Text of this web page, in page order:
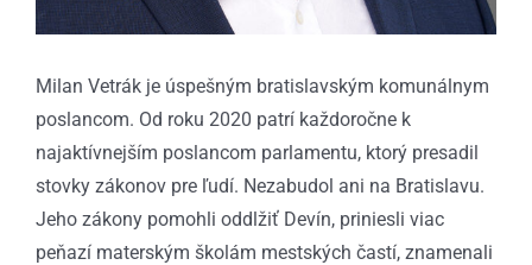
Milan Vetrák je úspešným bratislavským komunálnym
poslancom. Od roku 2020 patrí každoročne k
najaktívnejším poslancom parlamentu, ktorý presadil
stovky zákonov pre ľudí. Nezabudol ani na Bratislavu.
Jeho zákony pomohli oddlžiť Devín, priniesli viac
peňazí materským školám mestských častí, znamenali